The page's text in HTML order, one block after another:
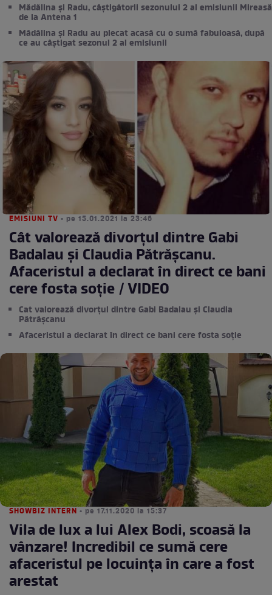
Mădălina și Radu, câștigătorii sezonului 2 al emisiunii Mireasă
de la Antena 1
Mădălina și Radu au plecat acasă cu o sumă fabuloasă, după
ce au câștigat sezonul 2 al emisiunii
EMISIUNI TV • pe 15.01.2021 la 23:46
Cât valorează divorțul dintre Gabi
Badalau și Claudia Pătrășcanu.
Afaceristul a declarat în direct ce bani
cere fosta soție / VIDEO
Cat valorează divorțul dintre Gabi Badalau și Claudia
Pătrășcanu
Afaceristul a declarat în direct ce bani cere fosta soție
SHOWBIZ INTERN • pe 17.11.2020 la 15:37
Vila de lux a lui Alex Bodi, scoasă la
vânzare! Incredibil ce sumă cere
afaceristul pe locuința în care a fost
arestat